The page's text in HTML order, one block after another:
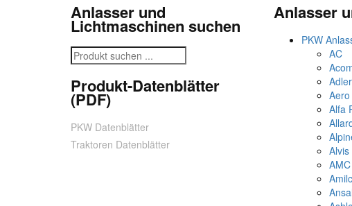
Anlasser und
Lichtmaschinen suchen
Produkt-Datenblätter
(PDF)
PKW Datenblätter
Traktoren Datenblätter
Anlasser
PKW
AC
Adler
Aero
Alfa
Alvis
AMC